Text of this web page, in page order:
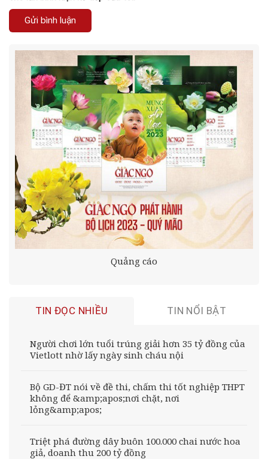
Quảng cáo
TIN ĐỌC NHIỀU TIN NỔI BẬT
Người chơi lớn tuổi trúng giải hơn 35 tỷ đồng của
Vietlott nhờ lấy ngày sinh cháu nội
Bộ GD-ĐT nói về đề thi, chấm thi tốt nghiệp THPT
không để &amp;apos;nơi chặt, nơi
lỏng&amp;apos;
Triệt phá đường dây buôn 100.000 chai nước hoa
giả, doanh thu 200 tỷ đồng